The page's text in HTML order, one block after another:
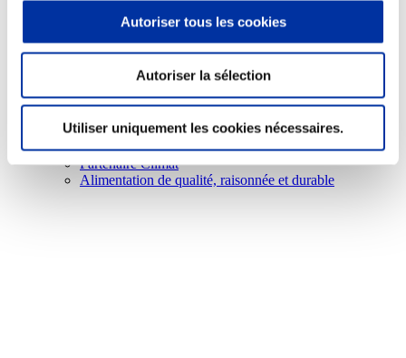
Autoriser tous les cookies
Autoriser la sélection
Utiliser uniquement les cookies nécessaires.
Transport – mise en marché
Abattoir
Partenaire Climat
Alimentation de qualité, raisonnée et durable